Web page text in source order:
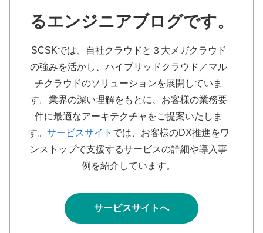
るエンジニアブログです。
SCSKでは、自社クラウドと３大メガクラウド
の強みを活かし、ハイブリッドクラウド／マル
チクラウドのソリューションを展開していま
す。業界の深い理解をもとに、お客様の業務要
件に最適なアーキテクチャをご提案いたしま
す。 サービスサイト では、お客様のDX推進をワ
ンストップで支援するサービスの詳細や導入事
例を紹介しています。
サービスサイトへ